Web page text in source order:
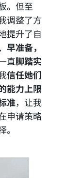
。但至
调整了方
提升了自
早准备，
直脚踏实
信任她们
能力上限
准，让我
申请策略